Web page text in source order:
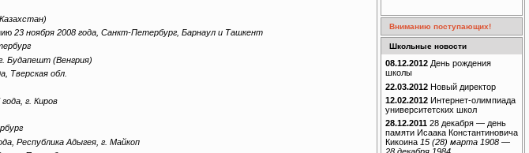
23 ноября 2008 года, Санкт-Петербург, Барнаул и Ташкент
Будапешт (Венгрия)
Тверская обл.
г. Киров
Республика Адыгея, г. Майкоп
Вниманию поступающих!
Школьные новости
08.12.2012 День рождения
школы
22.03.2012 Новый директор
12.02.2012 Интернет-олимпиада
университетских школ
28.12.2011 28 декабря — день
памяти Исаака Константиновича
Кикоина 15 (28) марта 1908 —